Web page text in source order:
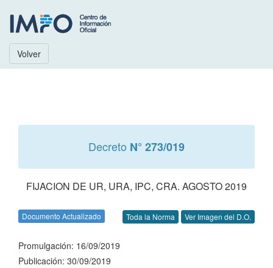
Volver
Decreto N° 273/019
FIJACION DE UR, URA, IPC, CRA. AGOSTO 2019
Documento Actualizado Toda la Norma Ver Imagen del D.O.
Promulgación: 16/09/2019
Publicación: 30/09/2019